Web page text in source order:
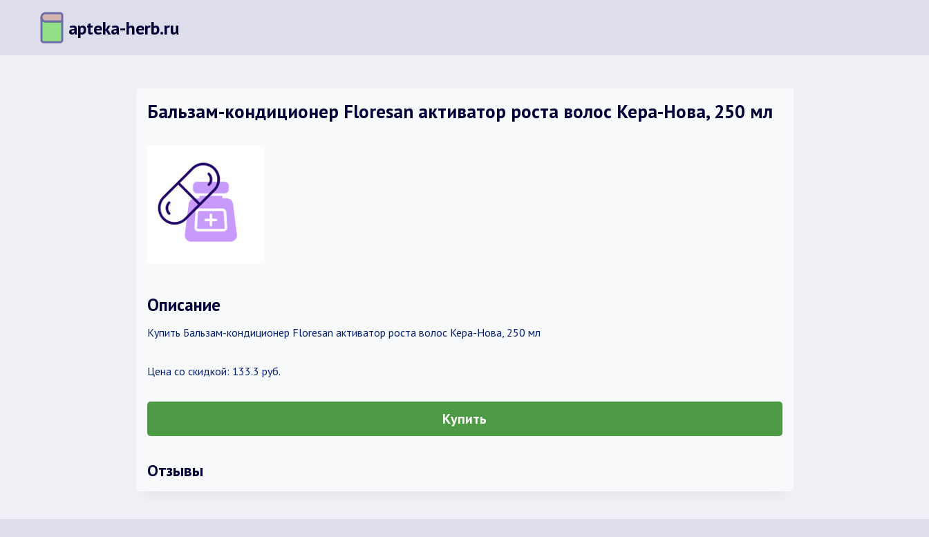
содержимому
apteka-herb.ru
Бальзам-кондиционер Floresan активатор роста волос Кера-Нова, 250 мл
Описание
Купить Бальзам-кондиционер Floresan активатор роста волос Кера-Нова, 250 мл
Цена со скидкой: 133.3 руб.
Купить
Отзывы